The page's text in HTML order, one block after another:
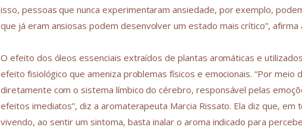
isso, pessoas que nunca experimentaram ansiedade, por exemplo,
que já eram ansiosas podem desenvolver um estado mais crítico”, afirma
O efeito dos óleos essenciais extraídos de plantas aromáticas e
efeito fisiológico que ameniza problemas físicos e emocionais. “Por meio
diretamente com o sistema límbico do cérebro, responsável pelas
efeitos imediatos”, diz a aromaterapeuta Marcia Rissato. Ela diz que,
vivendo, ao sentir um sintoma, basta inalar o aroma indicado para